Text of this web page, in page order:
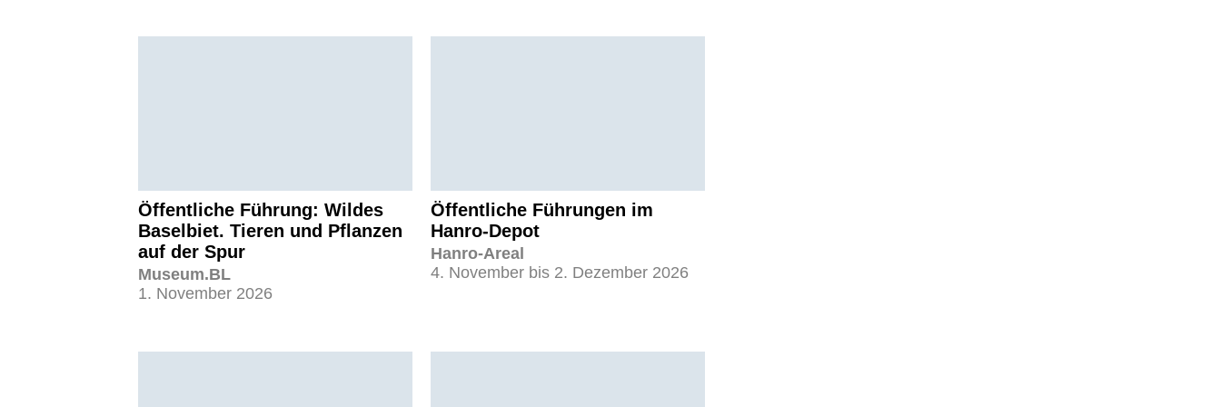
Öffentliche Führung: Wildes
Baselbiet. Tieren und Pflanzen
auf der Spur
Museum.BL
1. November 2026
Öffentliche Führungen im
Hanro-Depot
Hanro-Areal
4. November bis 2. Dezember 2026